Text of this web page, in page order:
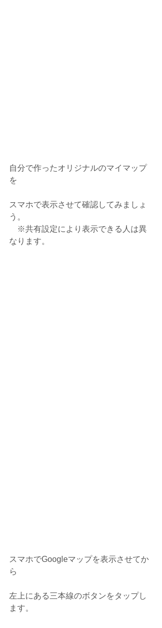
自分で作ったオリジナルのマイマップ
を
スマホで表示させて確認してみましょ
う。
※共有設定により表示できる人は異
なります。
スマホでGoogleマップを表示させてか
ら
左上にある三本線のボタンをタップし
ます。